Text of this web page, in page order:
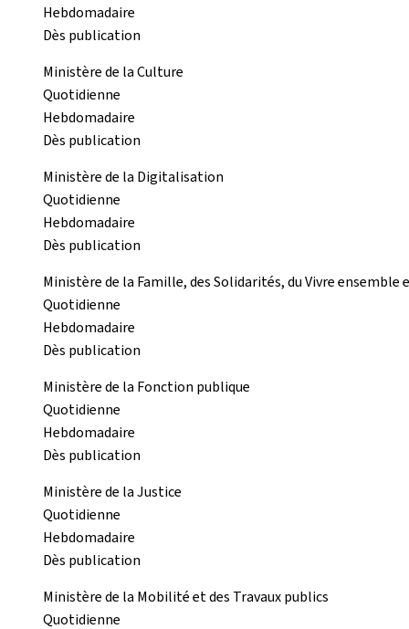
Hebdomadaire
Dès publication
Ministère de la Culture
Quotidienne
Hebdomadaire
Dès publication
Ministère de la Digitalisation
Quotidienne
Hebdomadaire
Dès publication
Ministère de la Famille, des Solidarités, du Vivre ensemble
Quotidienne
Hebdomadaire
Dès publication
Ministère de la Fonction publique
Quotidienne
Hebdomadaire
Dès publication
Ministère de la Justice
Quotidienne
Hebdomadaire
Dès publication
Ministère de la Mobilité et des Travaux publics
Quotidienne